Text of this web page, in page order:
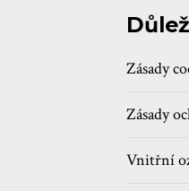
Zásady
Zásady
Vnitřní